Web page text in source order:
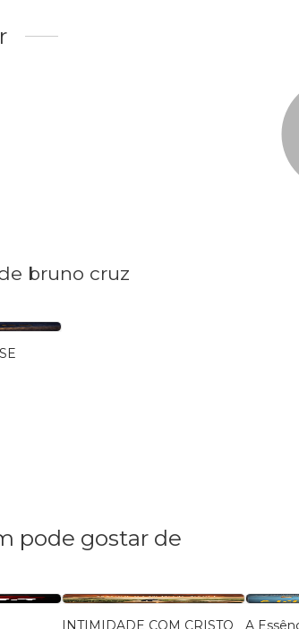
bruno cruz
pode gostar de
INTIMIDADE COM CRISTO
A